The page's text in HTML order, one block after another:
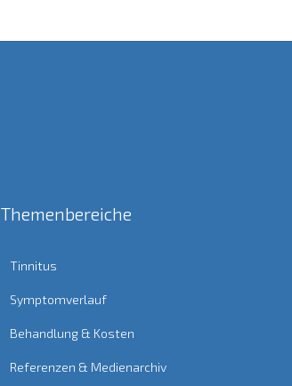
Themenbereiche
Tinnitus
Symptomverlauf
Behandlung & Kosten
Referenzen & Medienarchiv